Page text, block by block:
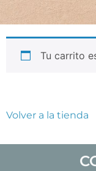
Tu carrito
Volver a la tienda